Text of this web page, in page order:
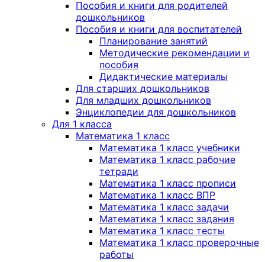
Пособия и книги для родителей
дошкольников
Пособия и книги для воспитателей
Планирование занятий
Методические рекомендации и
пособия
Дидактические материалы
Для старших дошкольников
Для младших дошкольников
Энциклопедии для дошкольников
Для 1 класса
Математика 1 класс
Математика 1 класс учебники
Математика 1 класс рабочие
тетради
Математика 1 класс прописи
Математика 1 класс ВПР
Математика 1 класс задачи
Математика 1 класс задания
Математика 1 класс тесты
Математика 1 класс проверочные
работы